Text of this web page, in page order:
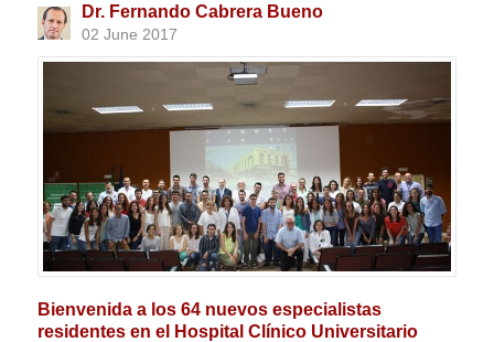
Dr. Fernando Cabrera Bueno
02 June 2017
Bienvenida a los 64 nuevos especialistas
residentes en el Hospital Clínico Universitario